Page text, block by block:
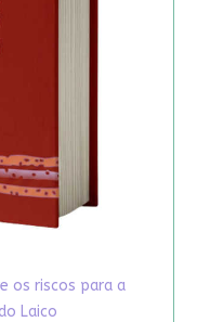
os riscos para a
Laico